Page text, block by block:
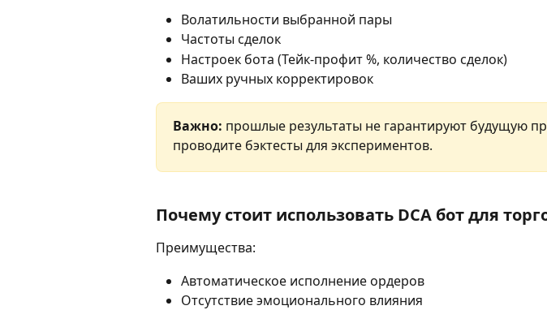
Волатильности выбранной пары
Частоты сделок
Настроек бота (Тейк-профит %, количество сделок)
Ваших ручных корректировок
Важно: прошлые результаты не гарантируют будущую
проводите бэктесты для экспериментов.
Почему стоит использовать DCA бот для
Преимущества:
Автоматическое исполнение ордеров
Отсутствие эмоционального влияния